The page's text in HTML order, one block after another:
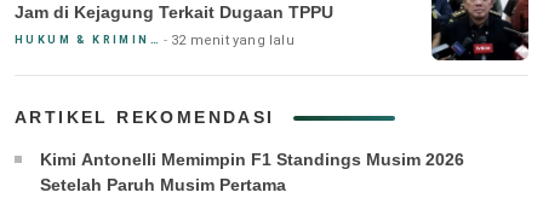
Jam di Kejagung Terkait Dugaan TPPU
32 menit yang lalu
ARTIKEL REKOMENDASI
Kimi Antonelli Memimpin F1 Standings Musim 2026
Setelah Paruh Musim Pertama